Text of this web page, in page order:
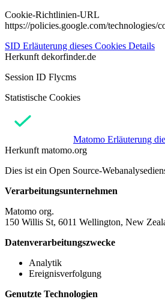
Cookie-Richtlinien-URL
https://policies.google.com/technologies/
SID Erläuterung dieses Cookies Details
Herkunft dekorfinder.de
Session ID Flycms
Statistische Cookies
Matomo Erläuterung
Herkunft matomo.org
Dies ist ein Open Source-
Verarbeitungsunternehmen
Matomo org.
150 Willis St, 6011 Wellington, New
Datenverarbeitungszwecke
Analytik
Ereignisverfolgung
Genutzte Technologien